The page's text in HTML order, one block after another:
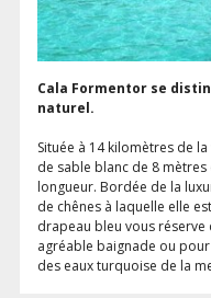
Cala Formentor se
naturel.
Située à 14 kilomètres de
de sable blanc de 8 mètres
longueur. Bordée de la
de chênes à laquelle elle
drapeau bleu vous
agréable baignade ou
des eaux turquoise de la